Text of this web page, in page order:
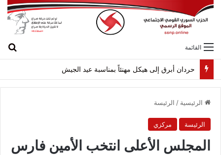
القائمة
حردان أبرق إلى هيكل مهنئاً بمناسبة عيد الجيش
الرئيسية / الرئيسة
الرئيسة مركزي
المجلس الأعلى انتخب الأمين فارس